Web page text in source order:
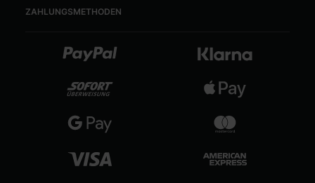
der
werden
werden
ZAHLUNGSMETHODEN